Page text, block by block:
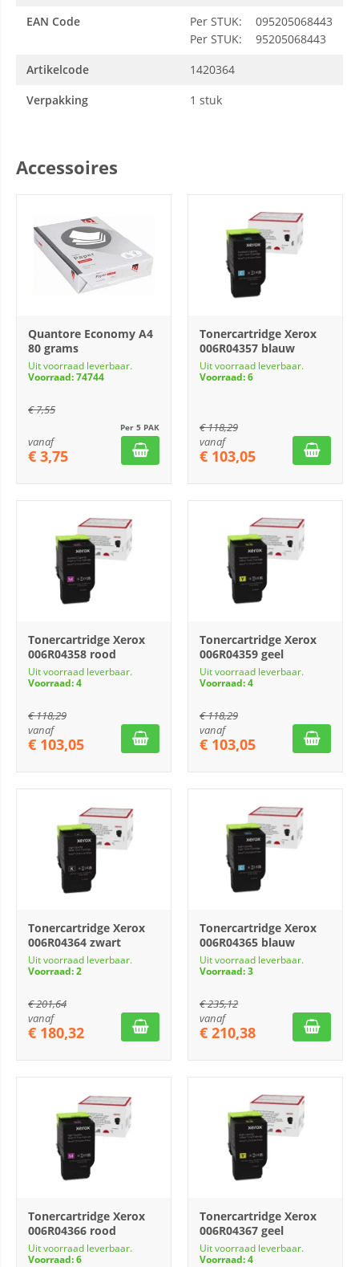
EAN Code Per STUK:
095205068443
Per STUK:
95205068443
Artikelcode
1420364
Verpakking
1 stuk
Accessoires
Quantore Economy A4
80 grams
Uit voorraad leverbaar.
Voorraad: 74744
€7,55
Per 5 PAK
vanaf
€ 3,75
Tonercartridge Xerox
006R04357 blauw
Uit voorraad leverbaar.
Voorraad: 6
€118,29
vanaf
€ 103,05
Tonercartridge Xerox
006R04358 rood
Uit voorraad leverbaar.
Voorraad: 4
€118,29
vanaf
€ 103,05
Tonercartridge Xerox
006R04359 geel
Uit voorraad leverbaar.
Voorraad: 4
€118,29
vanaf
€ 103,05
Tonercartridge Xerox
006R04364 zwart
Uit voorraad leverbaar.
Voorraad: 2
€201,64
vanaf
€ 180,32
Tonercartridge Xerox
006R04365 blauw
Uit voorraad leverbaar.
Voorraad: 3
€235,12
vanaf
€ 210,38
Tonercartridge Xerox
006R04366 rood
Uit voorraad leverbaar.
Voorraad: 6
Tonercartridge Xerox
006R04367 geel
Uit voorraad leverbaar.
Voorraad: 4